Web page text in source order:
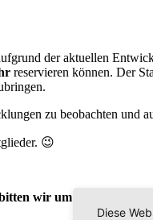
der aktuellen
reservieren können. Der
zu beobachten und
😉
wir um verbindliche
Diese